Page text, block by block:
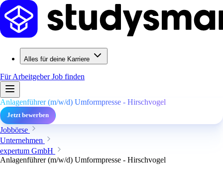
Alles für deine Karriere
Für ArbeitgeberJob finden
Anlagenführer (m/w/d) Umformpresse - Hirschvogel
Jetzt bewerben
Jobbörse
Unternehmen
expertum GmbH
Anlagenführer (m/w/d) Umformpresse - Hirschvogel